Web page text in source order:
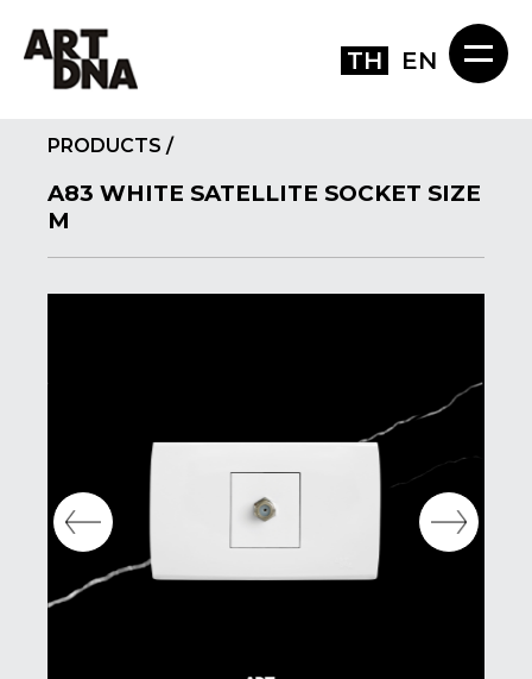
TH EN
PRODUCTS /
A83 WHITE SATELLITE SOCKET SIZE
M